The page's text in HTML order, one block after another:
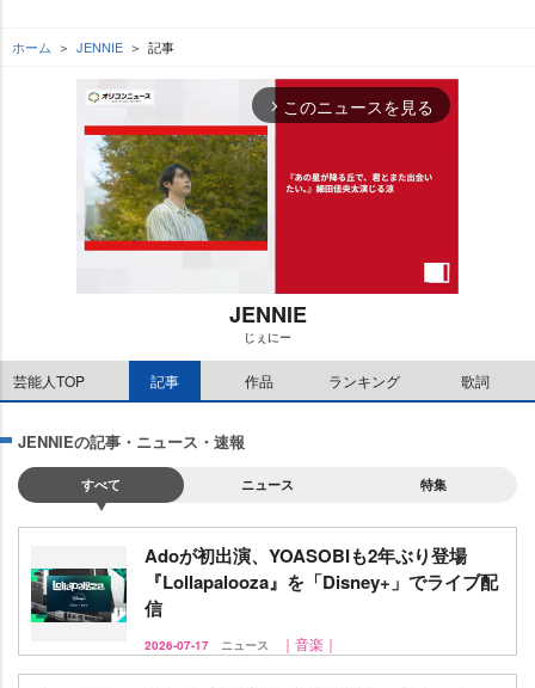
ホーム JENNIE 記事
arrow_forward_ios このニュースを見る
M
u
t
JENNIE
じぇにー
芸能人TOP 記事 作品 ランキング 歌詞
JENNIEの記事・ニュース・速報
すべて ニュース 特集
Adoが初出演、YOASOBIも2年ぶり登場
『Lollapalooza』を「Disney+」でライブ配
信
2026-07-17 ニュース ｜音楽｜